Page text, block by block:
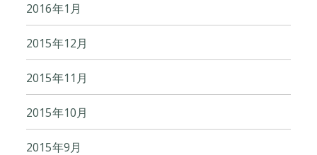
2016年1月
2015年12月
2015年11月
2015年10月
2015年9月